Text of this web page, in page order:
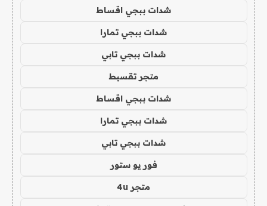
شدات ببجي اقساط
شدات ببجي تمارا
شدات ببجي تابي
متجر تقسيط
شدات ببجي اقساط
شدات ببجي تمارا
شدات ببجي تابي
فور يو ستور
متجر 4u